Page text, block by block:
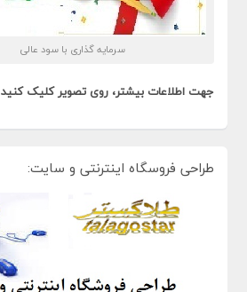
سرمایه گذاری با سود عالی
جهت اطلاعات بیشتر، روی تصویر کلیک کنید
طراحی فروسگاه اینترنتی و سایت: